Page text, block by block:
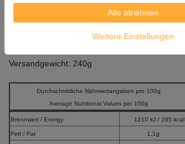
Versandgewicht: 240g
Durchschnittliche Nährwertangaben pro 100g
Average Nutritional Values per 100g
Brennwert / Energy 1210 kJ / 285 kcal
Fett / Fat 1,1g
Alle ablehnen
Weitere Einstellungen